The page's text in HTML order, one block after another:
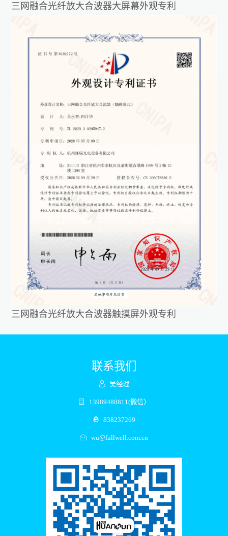
三网融合光纤放大合波器大屏幕外观专利
三网融合光纤放大合波器触摸屏外观专利
联系我们
吴经理
13989488811(微信）
838237269
wu@fullwell.com.cn